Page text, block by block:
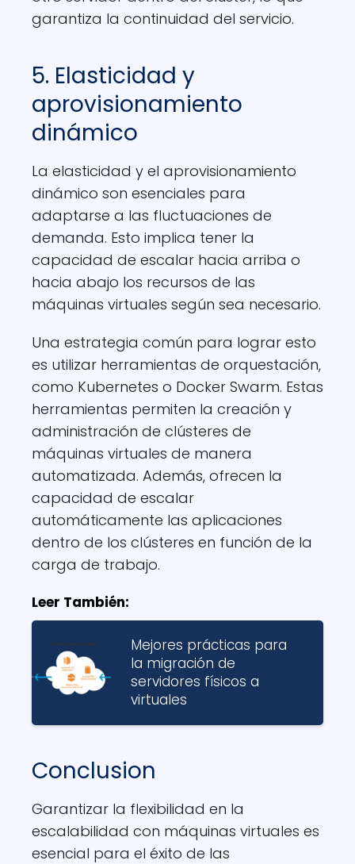
garantiza la continuidad del servicio.
5. Elasticidad y
aprovisionamiento
dinámico
La elasticidad y el aprovisionamiento
dinámico son esenciales para
adaptarse a las fluctuaciones de
demanda. Esto implica tener la
capacidad de escalar hacia arriba o
hacia abajo los recursos de las
máquinas virtuales según sea necesario.
Una estrategia común para lograr esto
es utilizar herramientas de orquestación,
como Kubernetes o Docker Swarm. Estas
herramientas permiten la creación y
administración de clústeres de
máquinas virtuales de manera
automatizada. Además, ofrecen la
capacidad de escalar
automáticamente las aplicaciones
dentro de los clústeres en función de la
carga de trabajo.
Leer También:
Mejores prácticas para
la migración de
servidores físicos a
virtuales
Conclusion
Garantizar la flexibilidad en la
escalabilidad con máquinas virtuales es
esencial para el éxito de las